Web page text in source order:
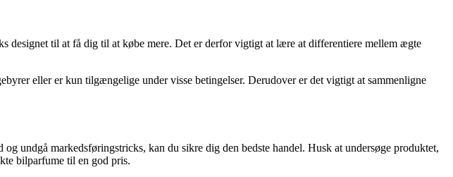
designet til at få dig til at købe mere. Det er derfor vigtigt at lære at differentiere mellem ægte
eller er kun tilgængelige under visse betingelser. Derudover er det vigtigt at sammenligne
undgå markedsføringstricks, kan du sikre dig den bedste handel. Husk at undersøge produktet,
bilparfume til en god pris.